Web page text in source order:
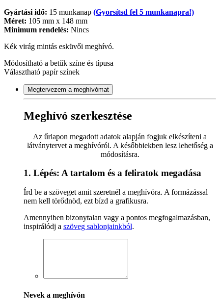
Gyártási idő: 15 munkanap (Gyorsítsd fel 5 munkanapra!)
Méret: 105 mm x 148 mm
Minimum rendelés: Nincs
Kék virág mintás esküvői meghívó.
Módosítható a betűk színe és típusa
Választható papír színek
Megtervezem a meghívómat
Meghívó szerkesztése
Az űrlapon megadott adatok alapján fogjuk elkészíteni a
látványtervet a meghívóról. A későbbiekben lesz lehetőség a
módosításra.
1. Lépés: A tartalom és a feliratok megadása
Írd be a szöveget amit szeretnél a meghívóra. A formázással
nem kell törődnöd, ezt bízd a grafikusra.
Amennyiben bizonytalan vagy a pontos megfogalmazásban,
inspirálódj a szöveg sablonjainkból.
Nevek a meghívón